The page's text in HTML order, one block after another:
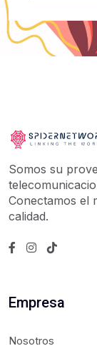
Somos su
Conectamos el
calidad.
Empresa
Nosotros